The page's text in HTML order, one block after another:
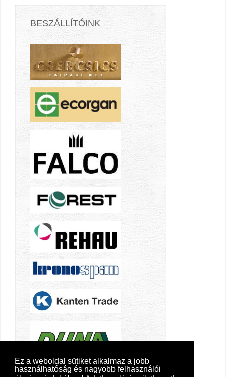
Ez a weboldal sütiket alkalmaz a jobb
használhatóság és nagyobb felhasználói
BESZÁLLÍTÓINK